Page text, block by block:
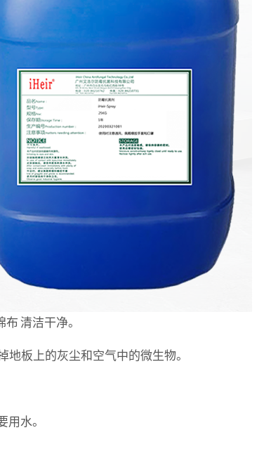
清洁干净。
地板上的灰尘和空气中的微生物。
水。